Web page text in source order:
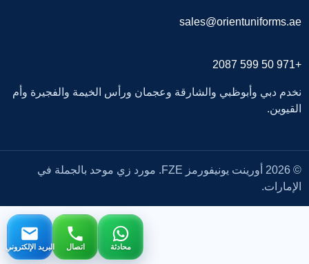
sales@orientuniforms.ae
+971 50 599 2087
نخدم دبي وأبوظبي والشارقة وعجمان ورأس الخيمة والفجيرة وأم
القيوين.
© 2026 أورينت يونيفورمز FZE. مورد زي موحد بالجملة في
الإمارات.
محادثة اتصال البريد الإلكتروني